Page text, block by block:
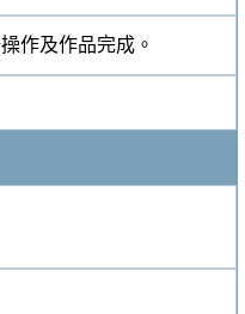
作及作品完成。